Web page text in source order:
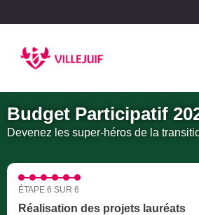
Budget Participatif
Devenez les super-héros de la
ÉTAPE 6 SUR 6
Réalisation des projets lauréats